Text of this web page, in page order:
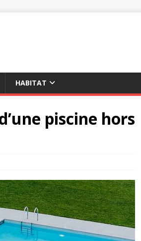
HABITAT
piscine hors